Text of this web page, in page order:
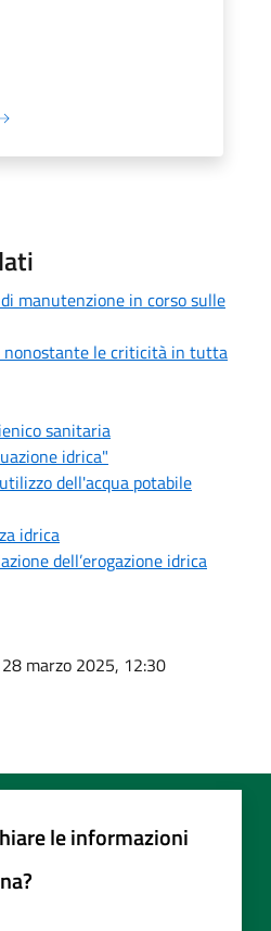
manutenzione in corso sulle
nonostante le criticità in tutta
sanitaria
idrica"
dell'acqua potabile
idrica
dell’erogazione idrica
28 marzo 2025, 12:30
le informazioni